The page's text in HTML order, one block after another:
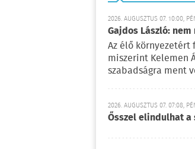
2026. AUGUSZTUS 07. 10:00,
Gajdos László:
Az élő
miszerint Kelemen
szabadságra ment
2026. AUGUSZTUS 07. 07:08,
Ősszel elindulhat